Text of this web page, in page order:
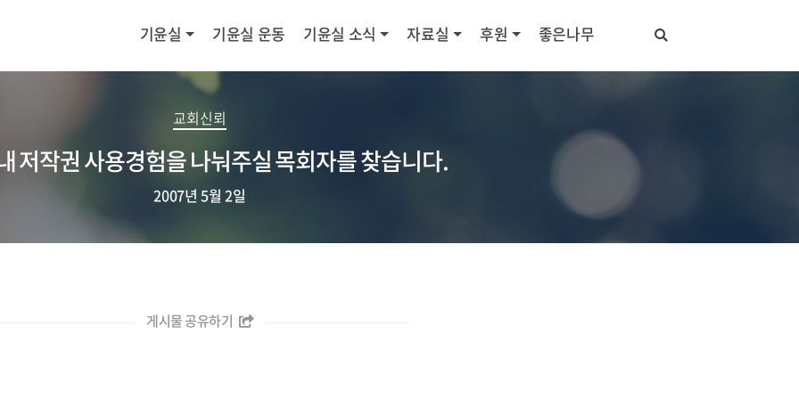
기윤실 기윤실 운동 기윤실 소식 자료실 후원 좋은나무
교회신뢰
저작권 사용경험을 나눠주실 목회자를 찾습니다.
2007년 5월 2일
게시물 공유하기